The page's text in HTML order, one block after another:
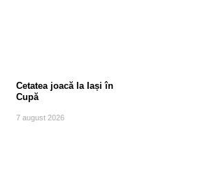
Cetatea joacă la Iași în
Cupă
7 august 2026